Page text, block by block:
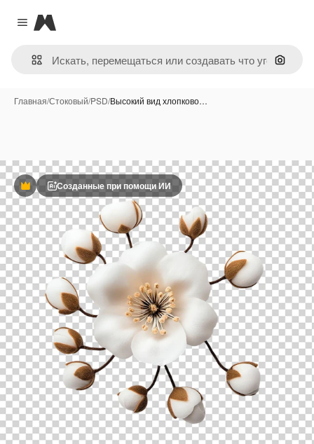
Close menu
Magnific
Поиск
Главная/Стоковый/PSD/Высокий вид хлопково…
ПремиумСозданные при помощи ИИ